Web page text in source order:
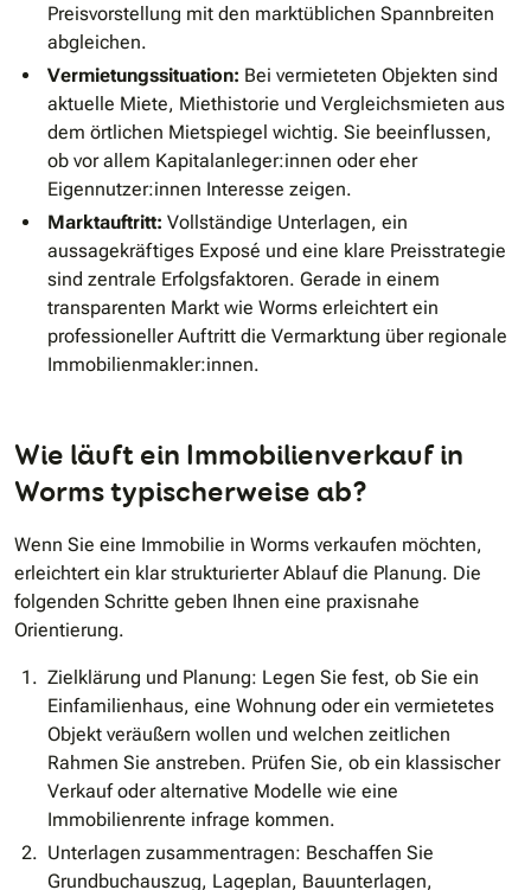
Preisvorstellung mit den marktüblichen Spannbreiten
abgleichen.
Vermietungssituation: Bei vermieteten Objekten sind
aktuelle Miete, Miethistorie und Vergleichsmieten aus
dem örtlichen Mietspiegel wichtig. Sie beeinflussen,
ob vor allem Kapitalanleger:innen oder eher
Eigennutzer:innen Interesse zeigen.
Marktauftritt: Vollständige Unterlagen, ein
aussagekräftiges Exposé und eine klare Preisstrategie
sind zentrale Erfolgsfaktoren. Gerade in einem
transparenten Markt wie Worms erleichtert ein
professioneller Auftritt die Vermarktung über regionale
Immobilienmakler:innen.
Wie läuft ein Immobilienverkauf in
Worms typischerweise ab?
Wenn Sie eine Immobilie in Worms verkaufen möchten,
erleichtert ein klar strukturierter Ablauf die Planung. Die
folgenden Schritte geben Ihnen eine praxisnahe
Orientierung.
Zielklärung und Planung: Legen Sie fest, ob Sie ein
Einfamilienhaus, eine Wohnung oder ein vermietetes
Objekt veräußern wollen und welchen zeitlichen
Rahmen Sie anstreben. Prüfen Sie, ob ein klassischer
Verkauf oder alternative Modelle wie eine
Immobilienrente infrage kommen.
Unterlagen zusammentragen: Beschaffen Sie
Grundbuchauszug, Lageplan, Bauunterlagen,